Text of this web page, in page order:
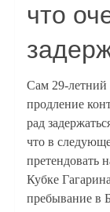
что
Сам 29-летний
продление
рад
что в
претендовать
Кубке
пребывание в